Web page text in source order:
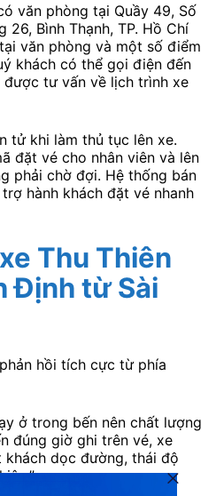
văn phòng tại Quầy 49, Số
26, Bình Thạnh, TP. Hồ Chí
văn phòng và một số điểm
khách có thể gọi điện đến
tư vấn về lịch trình xe
tử khi làm thủ tục lên xe.
đặt vé cho nhân viên và lên
phải chờ đợi. Hệ thống bán
hành khách đặt vé nhanh
Thu Thiên
Định từ Sài
hồi tích cực từ phía
ở trong bến nên chất lượng
đúng giờ ghi trên vé, xe
dọc đường, thái độ